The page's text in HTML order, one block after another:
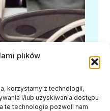
plików
korzystamy z technologii,
i/lub uzyskiwania dostępu
te technologie pozwoli nam
a
pułapek i